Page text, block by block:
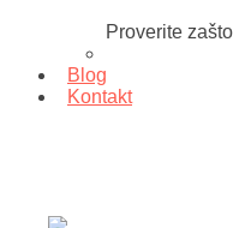
Proverite
Blog
Kontakt